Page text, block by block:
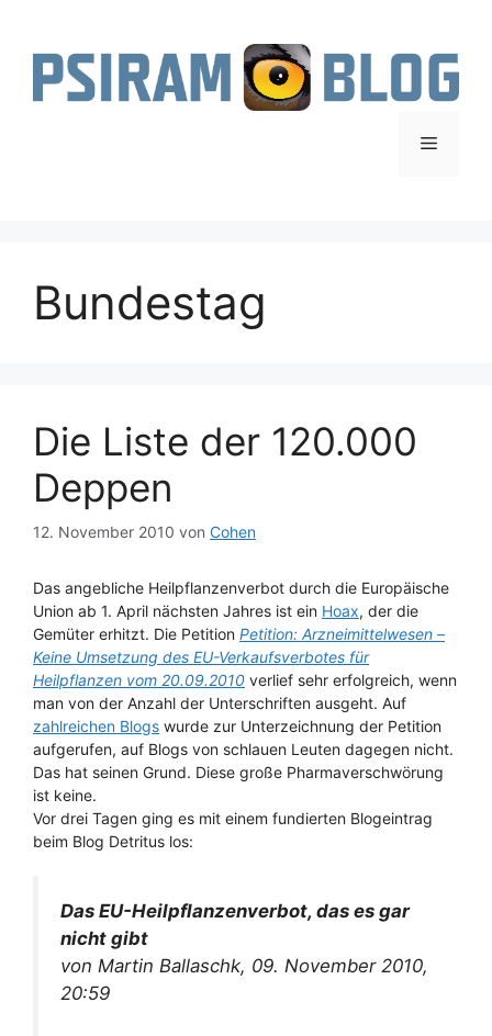
springen
Menü
Bundestag
Die Liste der 120.000
Deppen
12. November 2010 von Cohen
Das angebliche Heilpflanzenverbot durch die Europäische
Union ab 1. April nächsten Jahres ist ein Hoax, der die
Gemüter erhitzt. Die Petition Petition: Arzneimittelwesen –
Keine Umsetzung des EU-Verkaufsverbotes für
Heilpflanzen vom 20.09.2010 verlief sehr erfolgreich, wenn
man von der Anzahl der Unterschriften ausgeht. Auf
zahlreichen Blogs wurde zur Unterzeichnung der Petition
aufgerufen, auf Blogs von schlauen Leuten dagegen nicht.
Das hat seinen Grund. Diese große Pharmaverschwörung
ist keine.
Vor drei Tagen ging es mit einem fundierten Blogeintrag
beim Blog Detritus los:
Das EU-Heilpflanzenverbot, das es gar
nicht gibt
von Martin Ballaschk, 09. November 2010,
20:59